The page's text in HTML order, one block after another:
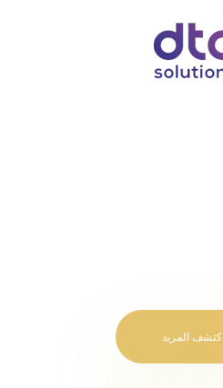
اكتشف المزيد